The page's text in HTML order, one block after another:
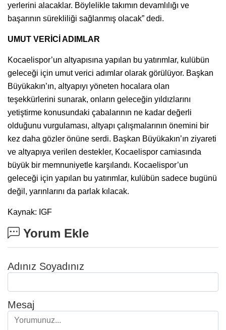
yerlerini alacaklar. Böylelikle takımın devamlılığı ve
başarının sürekliliği sağlanmış olacak” dedi.
UMUT VERİCİ ADIMLAR
Kocaelispor’un altyapısına yapılan bu yatırımlar, kulübün
geleceği için umut verici adımlar olarak görülüyor. Başkan
Büyükakın’ın, altyapıyı yöneten hocalara olan
teşekkürlerini sunarak, onların geleceğin yıldızlarını
yetiştirme konusundaki çabalarının ne kadar değerli
olduğunu vurgulaması, altyapı çalışmalarının önemini bir
kez daha gözler önüne serdi. Başkan Büyükakın’ın ziyareti
ve altyapıya verilen destekler, Kocaelispor camiasında
büyük bir memnuniyetle karşılandı. Kocaelispor’un
geleceği için yapılan bu yatırımlar, kulübün sadece bugünü
değil, yarınlarını da parlak kılacak.
Kaynak: IGF
Yorum Ekle
Adınız Soyadınız
Mesaj